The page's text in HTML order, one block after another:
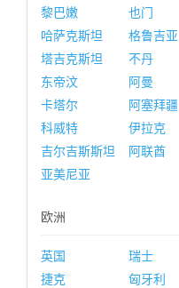
黎巴嫩
也门
哈萨克斯坦
格鲁吉亚
塔吉克斯坦
不丹
东帝汶
阿曼
卡塔尔
阿塞拜疆
科威特
伊拉克
吉尔吉斯斯坦
阿联酋
亚美尼亚
欧洲
英国 瑞士
捷克
匈牙利